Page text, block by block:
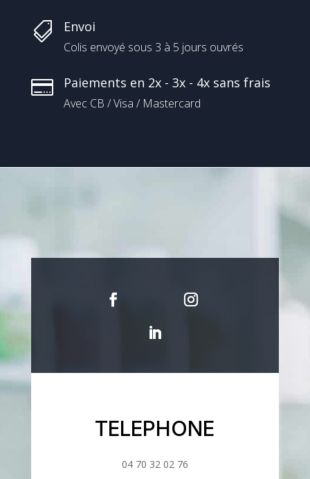
 Envoi
Colis envoyé sous 3 à 5 jours ouvrés
 Paiements en 2x - 3x - 4x sans frais
Avec CB / Visa / Mastercard
TELEPHONE
04 70 32 02 76